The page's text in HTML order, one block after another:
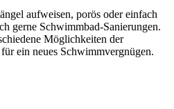
aufweisen, porös oder einfach
gerne Schwimmbad-Sanierungen.
Möglichkeiten der
ein neues Schwimmvergnügen.